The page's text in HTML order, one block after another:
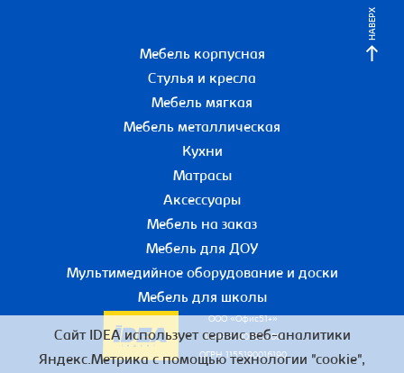
НАВЕРХ
Мебель корпусная
Стулья и кресла
Мебель мягкая
Мебель металлическая
Кухни
Матрасы
Аксессуары
Мебель на заказ
Мебель для ДОУ
Мультимедийное оборудование и доски
Мебель для школы
ООО «Офис51+»
ИНН 5190055780
ОГРН 1155190016190
Сайт IDEA использует сервис веб-аналитики
Яндекс.Метрика с помощью технологии "cookie",